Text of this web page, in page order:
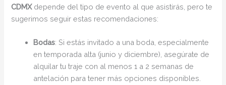
CDMXdepende del tipo de evento al que asistirás, pero te
sugerimos seguir estas recomendaciones:
Bodas: Si estás invitado a una boda, especialmente
en temporada alta (junio y diciembre), asegúrate de
alquilar tu traje con al menos 1 a 2 semanas de
antelación para tener más opciones disponibles.